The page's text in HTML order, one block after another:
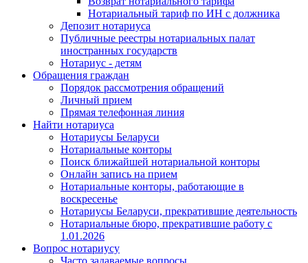
Нотариальный тариф по ИН с должника
Депозит нотариуса
Публичные реестры нотариальных палат
иностранных государств
Нотариус - детям
Обращения граждан
Порядок рассмотрения обращений
Личный прием
Прямая телефонная линия
Найти нотариуса
Нотариусы Беларуси
Нотариальные конторы
Поиск ближайшей нотариальной конторы
Онлайн запись на прием
Нотариальные конторы, работающие в
воскресенье
Нотариусы Беларуси, прекратившие деятельность
Нотариальные бюро, прекратившие работу с
1.01.2026
Вопрос нотариусу
Часто задаваемые вопросы